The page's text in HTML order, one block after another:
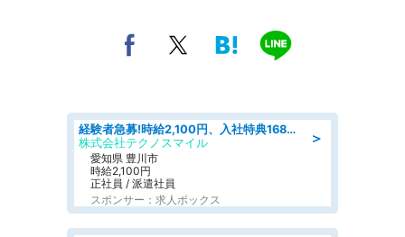
＞
経験者急募!時給2,100円、入社特典168万円の自動車製造業務/トヨタ自動車/tutumi
株式会社テクノスマイル
愛知県 豊川市
時給2,100円
正社員 / 派遣社員
スポンサー：求人ボックス